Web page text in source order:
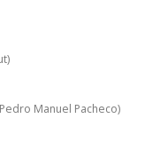
Manuel Pacheco)